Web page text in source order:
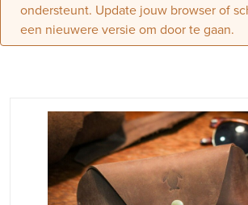
ondersteunt. Update jouw browser of
een nieuwere versie om door te gaan.